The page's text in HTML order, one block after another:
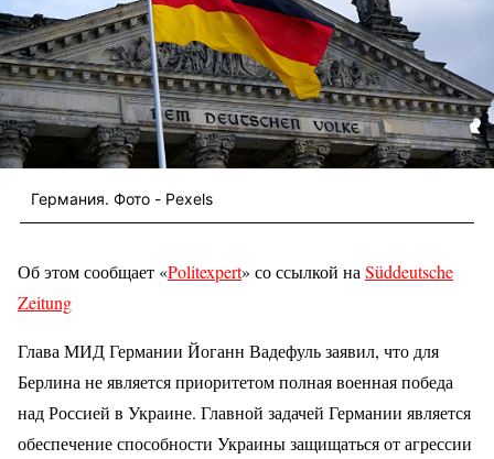
Германия. Фото - Pexels
Об этом сообщает «Politexpert» со ссылкой на Süddeutsche
Zeitung
Глава МИД Германии Йоганн Вадефуль заявил, что для
Берлина не является приоритетом полная военная победа
над Россией в Украине. Главной задачей Германии является
обеспечение способности Украины защищаться от агрессии